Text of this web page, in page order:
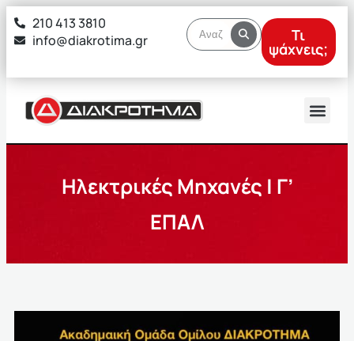
στο
περιεχόμενο
210 413 3810
info@diakrotima.gr
Τι
ψάχνεις;
Ηλεκτρικές Μηχανές | Γ’
ΕΠΑΛ